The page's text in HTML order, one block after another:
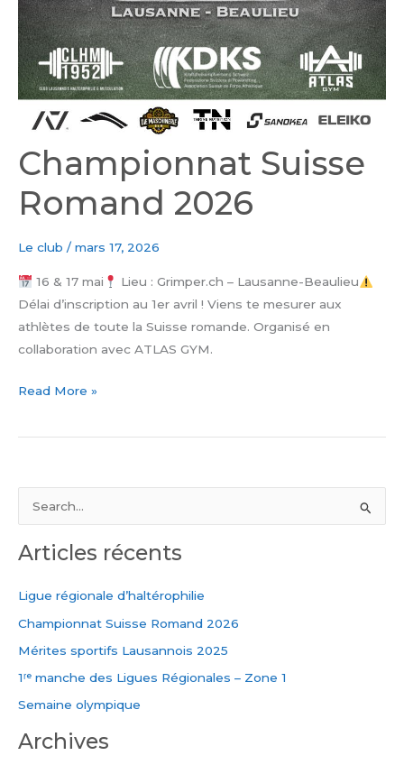
Championnat Suisse
Romand 2026
Le club / mars 17, 2026
16 & 17 mai
Lieu : Grimper.ch – Lausanne-Beaulieu
Délai d’inscription au 1er avril ! Viens te mesurer aux
athlètes de toute la Suisse romande. Organisé en
collaboration avec ATLAS GYM.
Read More »
c
r
c
h
e
Articles récents
Ligue régionale d’haltérophilie
Championnat Suisse Romand 2026
Mérites sportifs Lausannois 2025
1ʳᵉ manche des Ligues Régionales – Zone 1
Semaine olympique
Archives